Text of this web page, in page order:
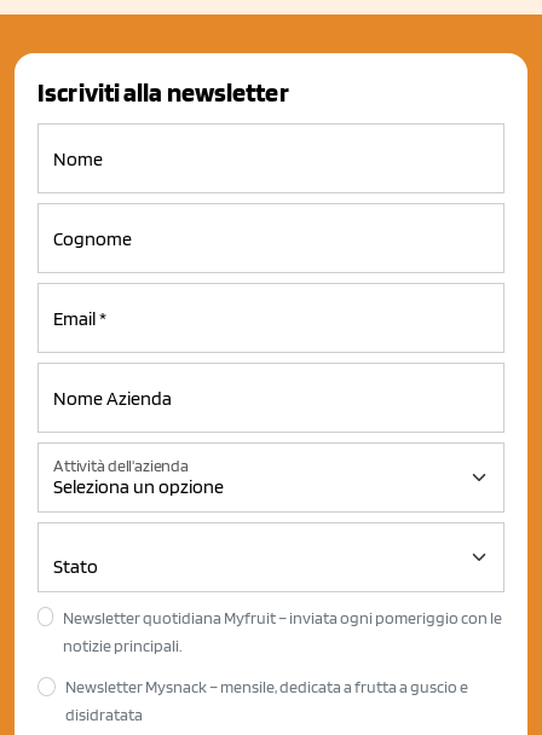
Iscriviti alla newsletter
Attività dell'azienda
Newsletter quotidiana Myfruit – inviata ogni pomeriggio con le
notizie principali.
Newsletter Mysnack – mensile, dedicata a frutta a guscio e
disidratata